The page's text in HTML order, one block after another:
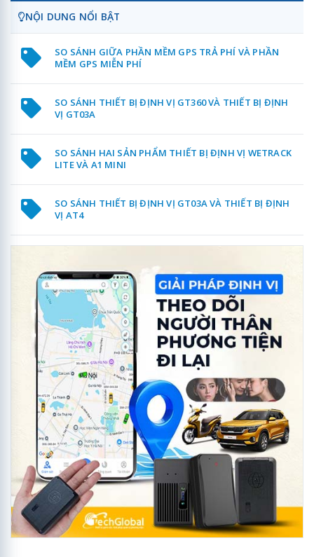
NỘI DUNG NỔI BẬT
SO SÁNH GIỮA PHẦN MỀM GPS TRẢ PHÍ VÀ PHẦN
MỀM GPS MIỄN PHÍ
SO SÁNH THIẾT BỊ ĐỊNH VỊ GT360 VÀ THIẾT BỊ ĐỊNH
VỊ GT03A
SO SÁNH HAI SẢN PHẨM THIẾT BỊ ĐỊNH VỊ WETRACK
LITE VÀ A1 MINI
SO SÁNH THIẾT BỊ ĐỊNH VỊ GT03A VÀ THIẾT BỊ ĐỊNH
VỊ AT4